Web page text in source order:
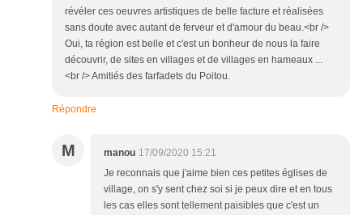
révéler ces oeuvres artistiques de belle facture et réalisées
sans doute avec autant de ferveur et d'amour du beau.<br />
Oui, ta région est belle et c'est un bonheur de nous la faire
découvrir, de sites en villages et de villages en hameaux ...
<br /> Amitiés des farfadets du Poitou.
Répondre
M manou 17/09/2020 15:21
Je reconnais que j'aime bien ces petites églises de
village, on s'y sent chez soi si je peux dire et en tous
les cas elles sont tellement paisibles que c'est un